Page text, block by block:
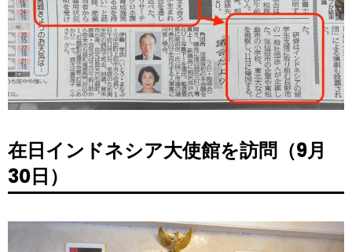
在日インドネシア大使館を訪問（9月
30日）